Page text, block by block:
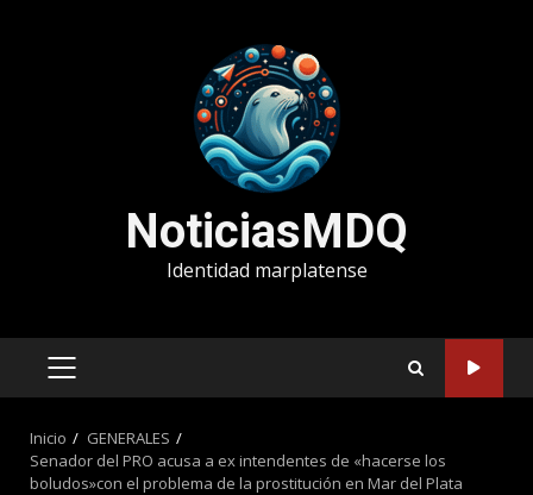
NoticiasMDQ
Identidad marplatense
MENÚ
Inicio
GENERALES
Senador del PRO acusa a ex intendentes de «hacerse los
boludos»con el problema de la prostitución en Mar del Plata